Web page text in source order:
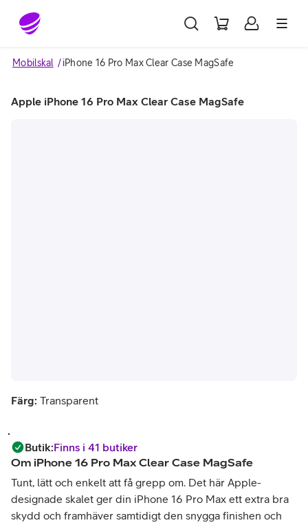
Gå till sidans innehåll
Mobilskal iPhone 16 Pro Max Clear Case MagSafe
Apple iPhone 16 Pro Max Clear Case MagSafe
Färg: Transparent
Butik:Finns i 41 butiker
Om iPhone 16 Pro Max Clear Case MagSafe
Tunt, lätt och enkelt att få grepp om. Det här Apple-
designade skalet ger din iPhone 16 Pro Max ett extra bra
skydd och framhäver samtidigt den snygga finishen och